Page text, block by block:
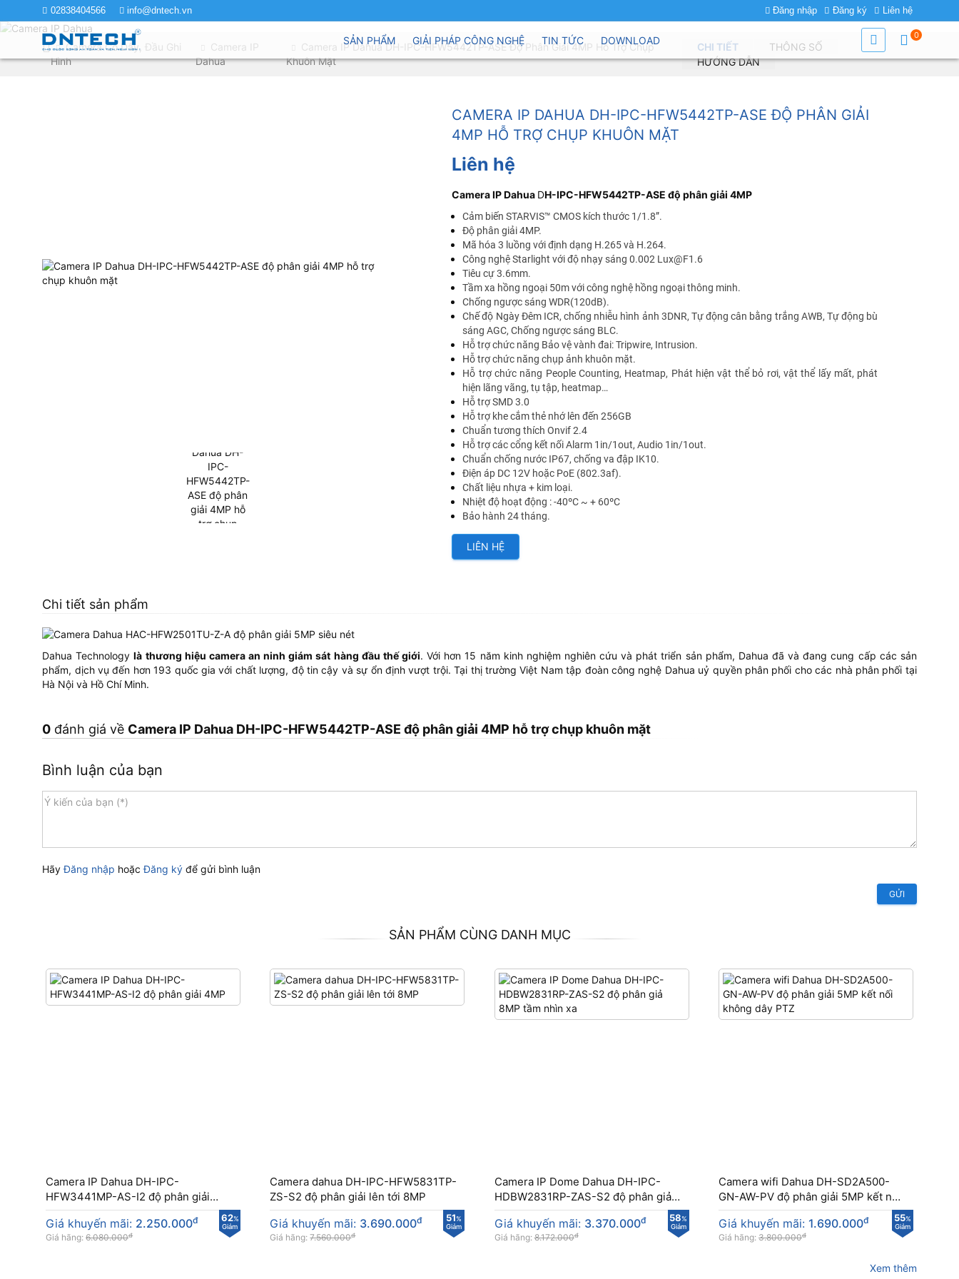
02838404566 info@dntech.vn Đăng nhập Đăng ký Liên hệ
SẢN PHẨM GIẢI PHÁP CÔNG NGHỆ TIN TỨC DOWNLOAD 0
Camera Có Dây, Đầu Ghi
Hình
Camera IP
Dahua
Camera IP Dahua DH-IPC-HFW5442TP-ASE Độ Phân Giải 4MP Hỗ Trợ Chụp
Khuôn Mặt
CHI TIẾT
THÔNG SỐ
HƯỚNG DẪN
CAMERA IP DAHUA DH-IPC-HFW5442TP-ASE ĐỘ PHÂN GIẢI
4MP HỖ TRỢ CHỤP KHUÔN MẶT
Liên hệ
Camera IP Dahua DH-IPC-HFW5442TP-ASE độ phân giải 4MP
Cảm biến STARVIS™ CMOS kích thước 1/1.8”.
Độ phân giải 4MP.
Mã hóa 3 luồng với định dạng H.265 và H.264.
Công nghệ Starlight với độ nhạy sáng 0.002 Lux@F1.6
Tiêu cự 3.6mm.
Tầm xa hồng ngoại 50m với công nghệ hồng ngoại thông minh.
Chống ngược sáng WDR(120dB).
Chế độ Ngày Đêm ICR, chống nhiễu hình ảnh 3DNR, Tự động cân bằng trắng AWB, Tự động bù
sáng AGC, Chống ngược sáng BLC.
Hỗ trợ chức năng Bảo vệ vành đai: Tripwire, Intrusion.
Hỗ trợ chức năng chụp ảnh khuôn mặt.
Hỗ trợ chức năng People Counting, Heatmap, Phát hiện vật thể bỏ rơi, vật thể lấy mất, phát
hiện lãng vãng, tụ tập, heatmap…
Hỗ trợ SMD 3.0
Hỗ trợ khe cắm thẻ nhớ lên đến 256GB
Chuẩn tương thích Onvif 2.4
Hỗ trợ các cổng kết nối Alarm 1in/1out, Audio 1in/1out.
Chuẩn chống nước IP67, chống va đập IK10.
Điện áp DC 12V hoặc PoE (802.3af).
Chất liệu nhựa + kim loại.
Nhiệt độ hoạt động : -40ºC ~ + 60ºC
Bảo hành 24 tháng.
LIÊN HỆ
Chi tiết sản phẩm
Dahua Technologylà thương hiệu camera an ninh giám sát hàng đầu thế giới. Với hơn 15 năm kinh nghiệm nghiên cứu và phát triển sản phẩm, Dahua đã và đang cung cấp các sản
phẩm, dịch vụ đến hơn 193 quốc gia với chất lượng, độ tin cậy và sự ổn định vượt trội. Tại thị trường Việt Nam tập đoàn công nghệ Dahua uỷ quyền phân phối cho các nhà phân phối tại
Hà Nội và Hồ Chí Minh.
0đánh giá về Camera IP Dahua DH-IPC-HFW5442TP-ASE độ phân giải 4MP hỗ trợ chụp khuôn mặt
Bình luận của bạn
HãyĐăng nhập hoặcĐăng ký để gửi bình luận
GỬI
SẢN PHẨM CÙNG DANH MỤC
Camera IP Dahua DH-IPC-
HFW3441MP-AS-I2 độ phân giải
4MP
62%
Giảm
Giá khuyến mãi: 2.250.000đ
Giá hãng:6.080.000đ
Camera dahua DH-IPC-HFW5831TP-
ZS-S2 độ phân giải lên tới 8MP
51%
Giảm
Giá khuyến mãi: 3.690.000đ
Giá hãng:7.560.000đ
Camera IP Dome Dahua DH-IPC-
HDBW2831RP-ZAS-S2 độ phân giả
8MP tầm nhìn xa
58%
Giảm
Giá khuyến mãi: 3.370.000đ
Giá hãng:8.172.000đ
Camera wifi Dahua DH-SD2A500-
GN-AW-PV độ phân giải 5MP kết nối
không dây PTZ
55%
Giảm
Giá khuyến mãi: 1.690.000đ
Giá hãng: 3.800.000đ
Xem thêm